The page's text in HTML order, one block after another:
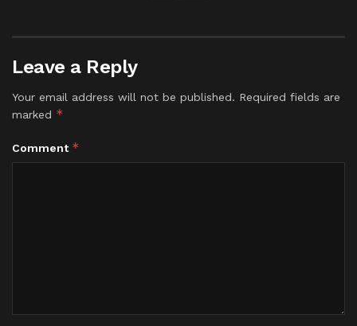
Leave a Reply
Your email address will not be published. Required fields are
marked *
Comment *